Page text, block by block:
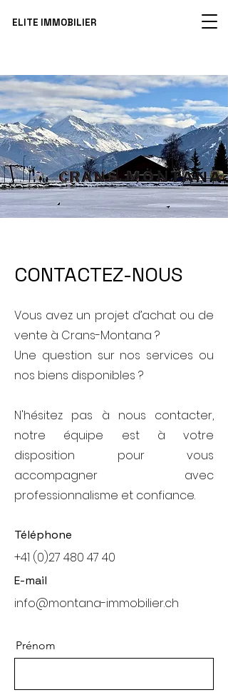
ELITE IMMOBILIER
CONTACTEZ-NOUS
Vous avez un projet d’achat ou de
vente à Crans-Montana ?
Une question sur nos services ou
nos biens disponibles ?
N'hésitez pas à nous contacter,
notre équipe est à votre
disposition pour vous
accompagner avec
professionnalisme et confiance.
Téléphone
+41 (0)27 480 47 40
E-mail
info@montana-immobilier.ch
Prénom